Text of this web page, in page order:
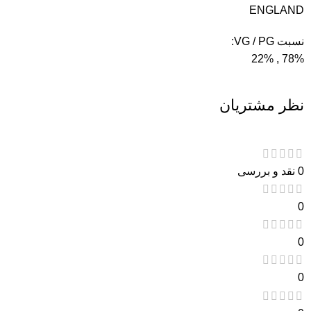
ENGLAND
نسبت VG / PG:
78% , 22%
نظر مشتریان
0 نقد و بررسی
0
0
0